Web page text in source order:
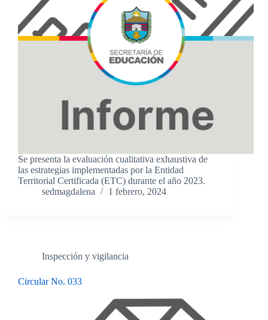
Se presenta la evaluación cualitativa exhaustiva de
las estrategias implementadas por la Entidad
Territorial Certificada (ETC) durante el año 2023.
sedmagdalena
1 febrero, 2024
Inspección y vigilancia
Circular No. 033